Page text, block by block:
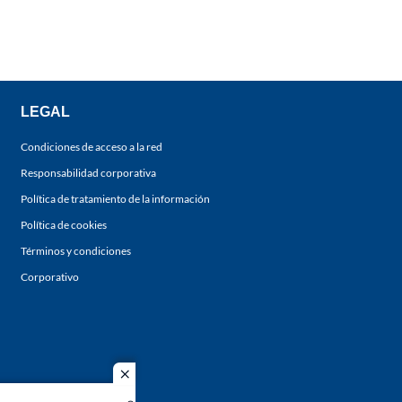
close
LEGAL
Condiciones de acceso a la red
Responsabilidad corporativa
Política de tratamiento de la información
Política de cookies
Términos y condiciones
Corporativo